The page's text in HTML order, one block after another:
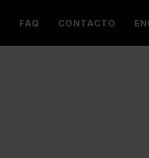
FAQ CONTACTO